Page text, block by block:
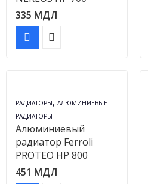
335 МДЛ
РАДИАТОРЫ, АЛЮМИНИЕВЫЕ
РАДИАТОРЫ
Алюминиевый
радиатор Ferroli
PROTEO HP 800
451 МДЛ